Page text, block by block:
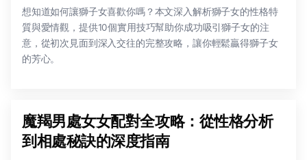
想知道如何讓獅子女喜歡你嗎？本文深入解析獅子女的性格特
質與愛情觀，提供10個實用技巧幫助你成功吸引獅子女的注
意，從初次見面到深入交往的完整攻略，讓你輕鬆贏得獅子女
的芳心。
魔羯男處女女配對全攻略：從性格分析
到相處秘訣的深度指南